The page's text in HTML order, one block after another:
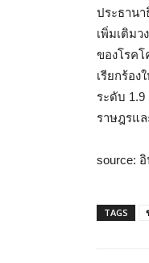
ประธาน
เพิ่มเติมว
ของโรค
เรียกร้อง
ระดับ
ราษฎรแ
source:
TAGS